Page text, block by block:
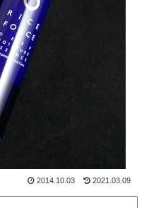
2014.10.03 2021.03.09